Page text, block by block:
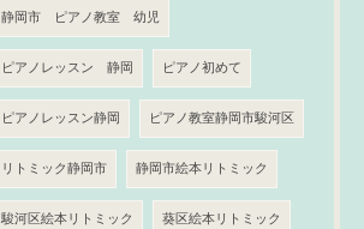
静岡市 ピアノ教室 幼児
ピアノレッスン 静岡 ピアノ初めて
ピアノレッスン静岡 ピアノ教室静岡市駿河区
リトミック静岡市 静岡市絵本リトミック
駿河区絵本リトミック 葵区絵本リトミック